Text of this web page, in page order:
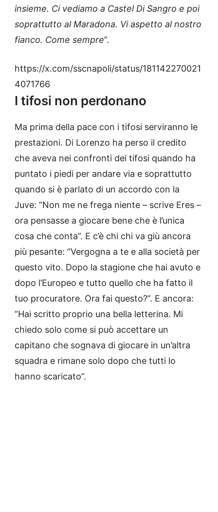
insieme. Ci vediamo a Castel Di Sangro e poi
soprattutto al Maradona. Vi aspetto al nostro
fianco. Come sempre”.
https://x.com/sscnapoli/status/181142270021
4071766
I tifosi non perdonano
Ma prima della pace con i tifosi serviranno le
prestazioni. Di Lorenzo ha perso il credito
che aveva nei confronti dei tifosi quando ha
puntato i piedi per andare via e soprattutto
quando si è parlato di un accordo con la
Juve: “Non me ne frega niente – scrive Eres –
ora pensasse a giocare bene che è l’unica
cosa che conta”. E c’è chi chi va giù ancora
più pesante: “Vergogna a te e alla società per
questo vito. Dopo la stagione che hai avuto e
dopo l’Europeo e tutto quello che ha fatto il
tuo procuratore. Ora fai questo?”. E ancora:
“Hai scritto proprio una bella letterina. Mi
chiedo solo come si può accettare un
capitano che sognava di giocare in un’altra
squadra e rimane solo dopo che tutti lo
hanno scaricato”.